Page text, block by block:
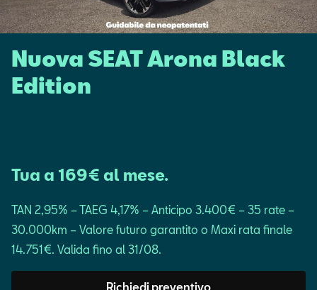
Offerte
Service
Configuratore
Nuova SEAT Arona Black
Edition
Tua a 169€ al mese.
TAN 2,95% – TAEG 4,17% – Anticipo 3.400€ – 35 rate –
30.000km – Valore futuro garantito o Maxi rata finale
14.751€. Valida fino al 31/08.
Richiedi preventivo